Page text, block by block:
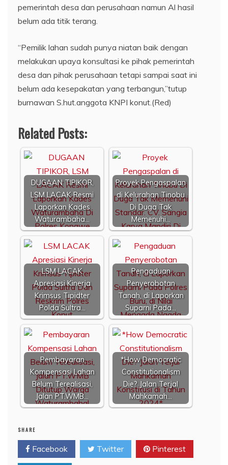
pemerintah desa dan perusahaan namun Al hasil
belum ada titik terang.
“Pemilik lahan sudah punya niatan baik dengan
melakukan upaya konsultasi ke pihak pemerintah
desa dan pihak perusahaan tetapi sampai saat ini
belum ada kesepakatan yang terbangun,”tutup
burnawan S.hut.anggota KNPI konut.(Red)
Related Posts:
DUGAAN TIPIKOR,
LSM LACAK Resmi
Laporkan Kades
Waturambaha…
Proyek Pengaspalan
di Kelurahan Tinobu
Di Duga Tak
Memenuhi…
LSM LACAK
Apresiasi Kinerja
Krimsus Tipidter
Polda Sultra…
Pengaduan
Penyerobotan
Tanah, di Laporkan
Suparni Pada…
Pembayaran
Kompensasi Lahan
Belum Terealisasi,
Jalan PT.WMB…
*How Democratic
Constitutionalism
Die? Jalan Terjal
Mahkamah…
SHARE
Facebook Twitter Pinterest